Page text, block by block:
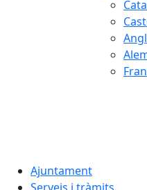
Ajuntament